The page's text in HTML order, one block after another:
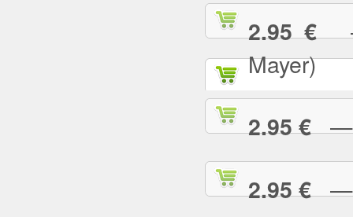
2.95 €—
Mayer)
2.95 €—
2.95 €—